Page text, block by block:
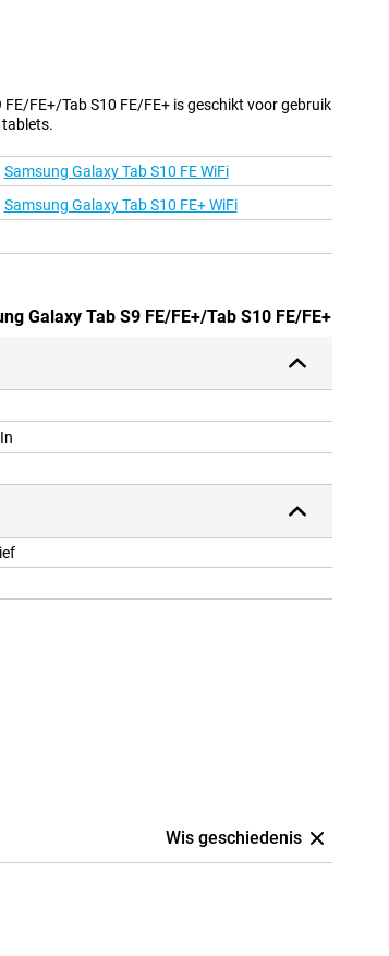
FE+/Tab S10 FE/FE+ is geschikt voor gebruik
Samsung Galaxy Tab S10 FE WiFi
Samsung Galaxy Tab S10 FE+ WiFi
Galaxy Tab S9 FE/FE+/Tab S10 FE/FE+
Wis geschiedenis